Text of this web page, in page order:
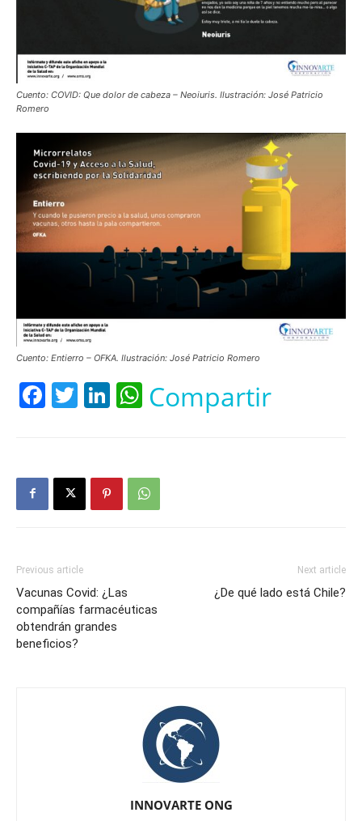
Cuento: COVID: Que dolor de cabeza – Neoiuris. Ilustración: José Patricio
Romero
Cuento: Entierro – OFKA. Ilustración: José Patricio Romero
Facebook
Twitter
LinkedIn
WhatsApp
Compartir
Previous article
Vacunas Covid: ¿Las
compañías farmacéuticas
obtendrán grandes
beneficios?
Next article
¿De qué lado está Chile?
INNOVARTE ONG